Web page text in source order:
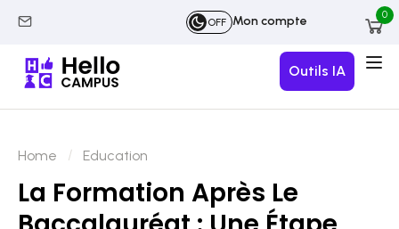
OFF Mon compte 0
Outils IA
Home Education
La Formation Après Le